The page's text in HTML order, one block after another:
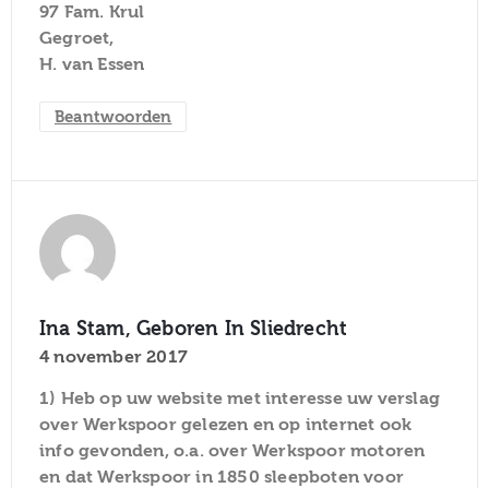
97 Fam. Krul
Gegroet,
H. van Essen
Beantwoorden
Ina Stam, Geboren In Sliedrecht
4 november 2017
1) Heb op uw website met interesse uw verslag
over Werkspoor gelezen en op internet ook
info gevonden, o.a. over Werkspoor motoren
en dat Werkspoor in 1850 sleepboten voor